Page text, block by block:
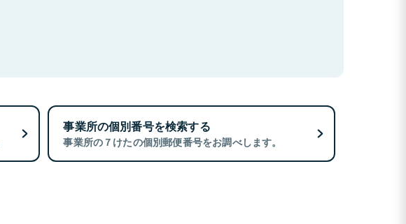
事業所の個別番号を検索する
事業所の７けたの個別郵便番号をお調べします。